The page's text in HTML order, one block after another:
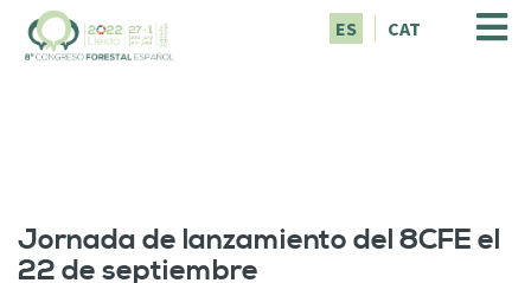
ES CAT
Jornada de lanzamiento del 8CFE el
22 de septiembre